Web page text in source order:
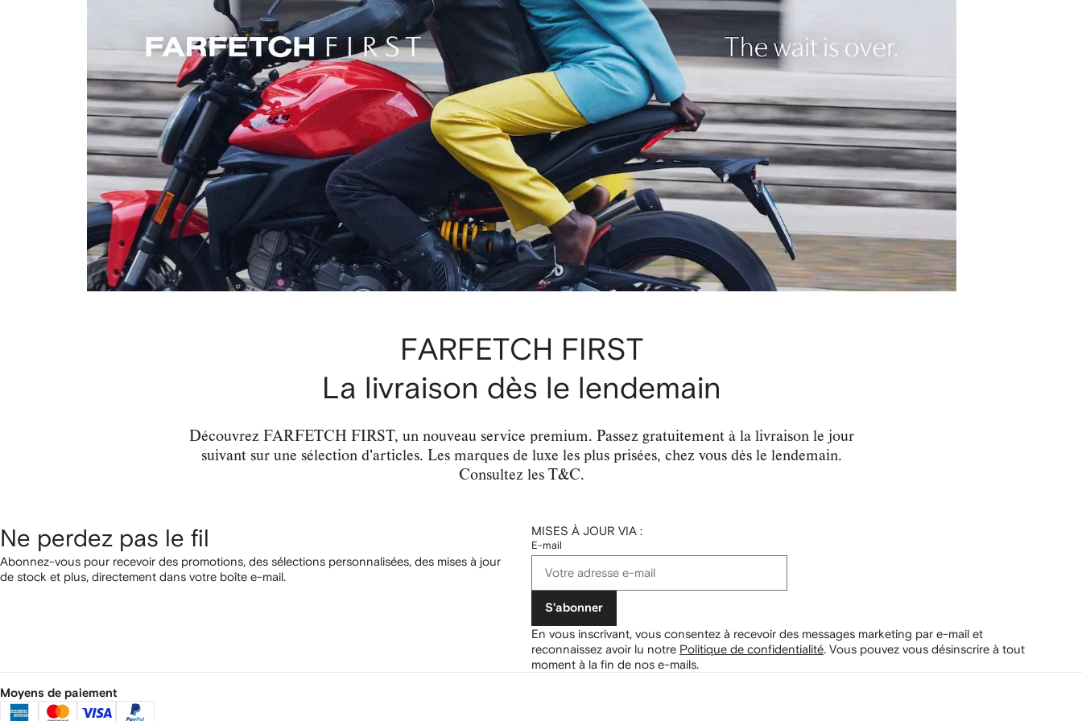
FARFETCH FIRST
La livraison dès le lendemain
Découvrez FARFETCH FIRST, un nouveau service premium. Passez gratuitement à la livraison le jour
suivant sur une sélection d'articles. Les marques de luxe les plus prisées, chez vous dès le lendemain.
Consultez les T&C.
Ne perdez pas le fil
Abonnez-vous pour recevoir des promotions, des sélections personnalisées, des mises à jour
de stock et plus, directement dans votre boîte e-mail.
MISES À JOUR VIA :
E-mail
S'abonner
En vous inscrivant, vous consentez à recevoir des messages marketing par e-mail et
reconnaissez avoir lu notre Politique de confidentialité Vous pouvez vous désinscrire à tout
moment à la fin de nos e-mails.
Moyens de paiement